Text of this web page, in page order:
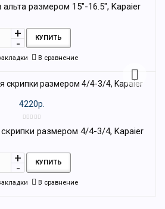
размером 15"-16.5", Kapaier
КУПИТЬ
В сравнение
4220р.
размером 4/4-3/4, Kapaier
КУПИТЬ
В сравнение